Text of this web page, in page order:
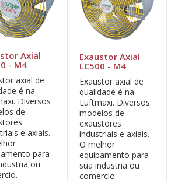
Axial
- M4
axial de
é na
Diversos
de
e axiais.
para
ou
Exaustor Axial
LC500 - M4
Exaustor axial de
qualidade é na
Luftmaxi. Diversos
modelos de
exaustores
industriais e axiais.
O melhor
equipamento para
sua industria ou
comercio.